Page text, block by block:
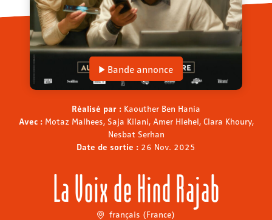
Bande annonce
Réalisé par : Kaouther Ben Hania
Avec : Motaz Malhees, Saja Kilani, Amer Hlehel, Clara Khoury,
Nesbat Serhan
Date de sortie : 26 Nov. 2025
La Voix de Hind Rajab
français (France)